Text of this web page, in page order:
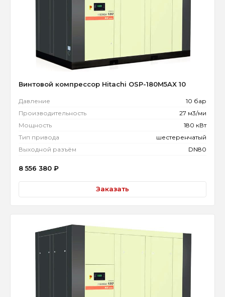
Винтовой компрессор Hitachi OSP-180M5AX 10
Давление
10 бар
Производительность
27 м3/ми
Мощность
180 кВт
Тип привода
шестеренчатый
Выходной разъём
DN80
8 556 380 ₽
Заказать